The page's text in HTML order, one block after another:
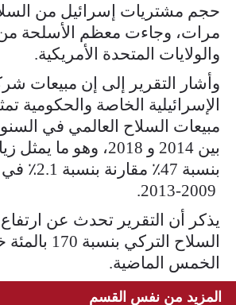
حجم مشتريات إسرائيل من
مرات، وجاءت معظم الأسلحة من
والولايات المتحدة الأمريكية.
وأشار التقرير إلى إن مبيعات
مبيعات السلاح العالمي في
بين 2014 و 2018، وهو ما
بنسبة 47٪
يذكر أن التقرير تحدث عن
السلاح التركي
الخمس الماضية.
المزيد من نفس القسم